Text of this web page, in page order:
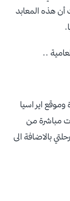
أن هذه المعابد
..
اير اسيا
مباشرة من
بالاضافة الى